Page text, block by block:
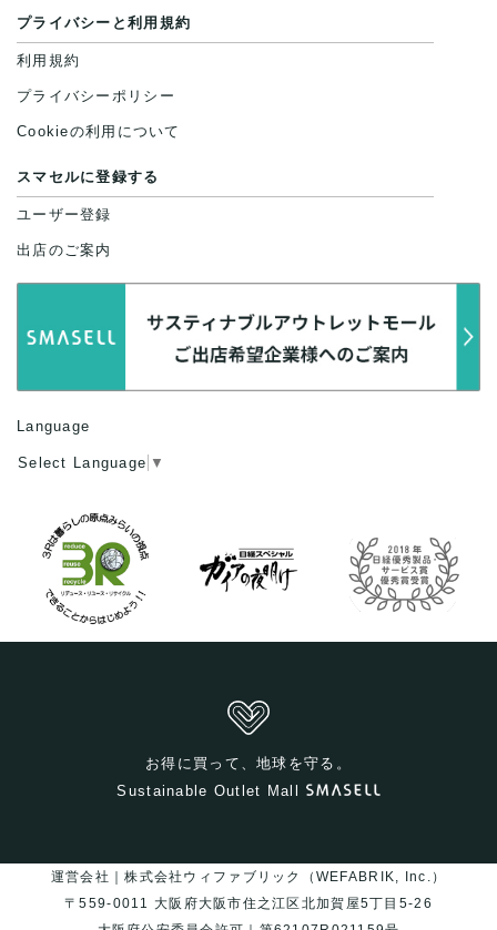
プライバシーと利用規約
利用規約
プライバシーポリシー
Cookieの利用について
スマセルに登録する
ユーザー登録
出店のご案内
Language
Select Language ▼
お得に買って、地球を守る。
Sustainable Outlet Mall
運営会社｜株式会社ウィファブリック（WEFABRIK, Inc.）
〒559-0011 大阪府大阪市住之江区北加賀屋5丁目5-26